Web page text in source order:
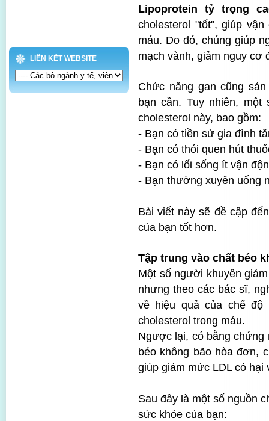
LIÊN KẾT WEBSITE
Lipoprotein tỷ trọng
cholesterol "tốt", giúp
máu. Do đó, chúng giúp
mạch vành, giảm nguy cơ
Chức năng gan cũng
bạn cần. Tuy nhiên,
cholesterol này, bao gồm:
- Bạn có tiền sử gia đình
- Bạn có thói quen hút
- Bạn có lối sống ít vận
- Bạn thường xuyên uống
Bài viết này sẽ đề cập
của bạn tốt hơn.
Tập trung vào chất béo
Một số người khuyên
nhưng theo các bác sĩ,
về hiệu quả của chế độ
cholesterol trong máu.
Ngược lại, có bằng chứng
béo không bão hòa đơn,
giúp giảm mức LDL có hại
Sau đây là một số nguồn
sức khỏe của bạn: